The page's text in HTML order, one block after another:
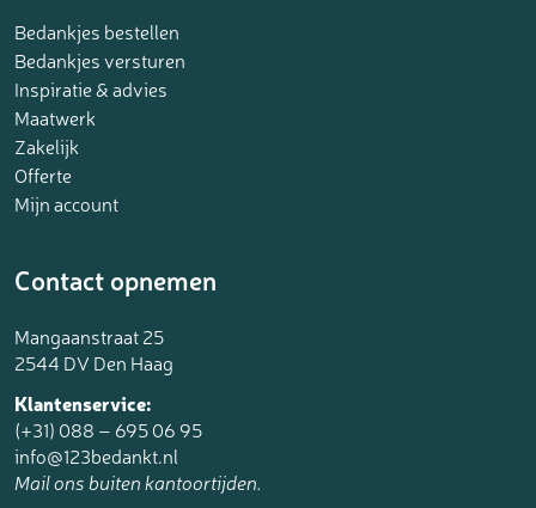
Bedankjes bestellen
Bedankjes versturen
Inspiratie & advies
Maatwerk
Zakelijk
Offerte
Mijn account
Contact opnemen
Mangaanstraat 25
2544 DV Den Haag
Klantenservice:
(+31) 088 – 695 06 95
info@123bedankt.nl
Mail ons buiten kantoortijden.